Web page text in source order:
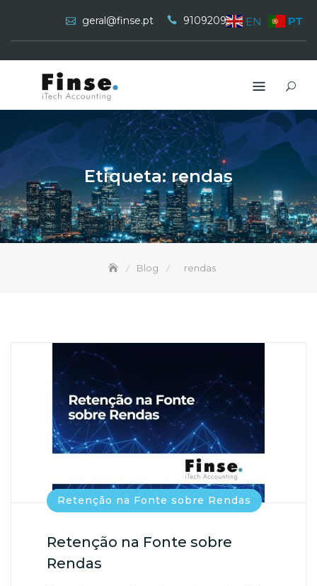
geral@finse.pt 910920980
Etiqueta:rendas
Blog rendas
Retenção na Fonte sobre Rendas
Retenção na Fonte sobre
Rendas
EN PT